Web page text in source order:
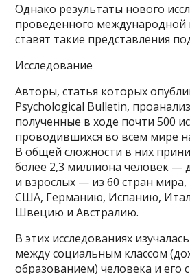
Однако результаты нового
проведенного международной
ставят такие представления
Исследование
Авторы, статья которых
Psychological Bulletin,
полученные в ходе почти 500
проводившихся во всем мире
В общей сложности в них
более 2,3 миллиона человек —
и взрослых — из 60 стран
США, Германию, Испанию,
Швецию и Австралию.
В этих исследованиях
между социальным классом
образованием) человека и его